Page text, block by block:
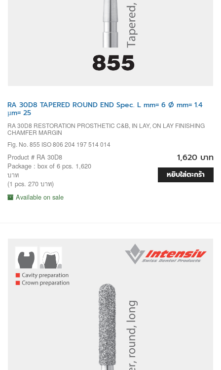
RA 30D8 TAPERED ROUND END Spec. L mm= 6 Ø mm= 1.4
µm= 25
RA 30D8 RESTORATION PROSTHETIC C&B, IN LAY, ON LAY FINISHING
CHAMFER MARGIN
Fig. No. 855 ISO 806 204 197 514 014
Product # RA 30D8
Package : box of 6 pcs. 1,620
บาท
(1 pcs. 270 บาท)
Available on sale
1,620 บาท
หยิบใส่ตะกร้า